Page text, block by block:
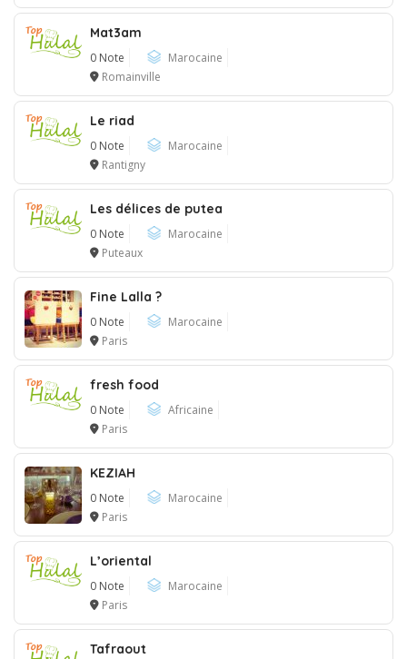
Mat3am
0 Note
Marocaine
Romainville
Le riad
0 Note
Marocaine
Rantigny
Les délices de putea
0 Note
Marocaine
Puteaux
Fine Lalla ?
0 Note
Marocaine
Paris
fresh food
0 Note
Africaine
Paris
KEZIAH
0 Note
Marocaine
Paris
L’oriental
0 Note
Marocaine
Paris
Tafraout